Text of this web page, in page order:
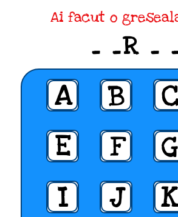
Ai facut o
_ _R _
A B C
E
F G
I
J K